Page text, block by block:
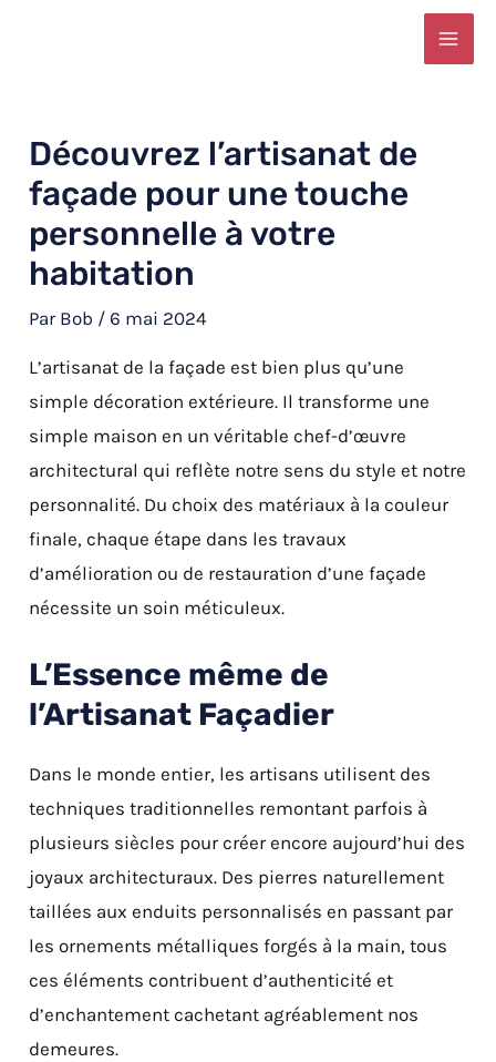
Découvrez l’artisanat de
façade pour une touche
personnelle à votre
habitation
Par Bob /6 mai 2024
L’artisanat de la façade est bien plus qu’une
simple décoration extérieure. Il transforme une
simple maison en un véritable chef-d’œuvre
architectural qui reflète notre sens du style et notre
personnalité. Du choix des matériaux à la couleur
finale, chaque étape dans les travaux
d’amélioration ou de restauration d’une façade
nécessite un soin méticuleux.
L’Essence même de
l’Artisanat Façadier
Dans le monde entier, les artisans utilisent des
techniques traditionnelles remontant parfois à
plusieurs siècles pour créer encore aujourd’hui des
joyaux architecturaux. Des pierres naturellement
taillées aux enduits personnalisés en passant par
les ornements métalliques forgés à la main, tous
ces éléments contribuent d’authenticité et
d’enchantement cachetant agréablement nos
demeures.